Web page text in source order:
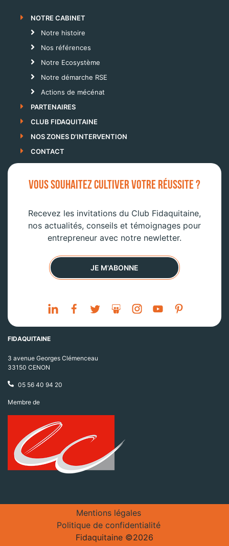
NOTRE CABINET
Notre histoire
Nos références
Notre Ecosystème
Notre démarche RSE
Actions de mécénat
PARTENAIRES
CLUB FIDAQUITAINE
NOS ZONES D’INTERVENTION
CONTACT
VOUS SOUHAITEZ CULTIVER VOTRE RÉUSSITE ?
Recevez les invitations du Club Fidaquitaine,
nos actualités, conseils et témoignages pour
entrepreneur avec notre newletter.
JE M'ABONNE
FIDAQUITAINE
3 avenue Georges Clémenceau
33150 CENON
05 56 40 94 20
Membre de
Mentions légales
Politique de confidentialité
Fidaquitaine ©2026